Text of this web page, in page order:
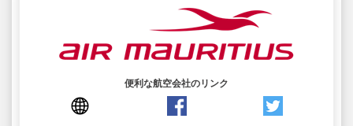
便利な航空会社のリンク